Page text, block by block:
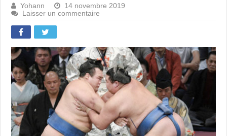
Yohann
14 novembre 2019
Laisser un commentaire